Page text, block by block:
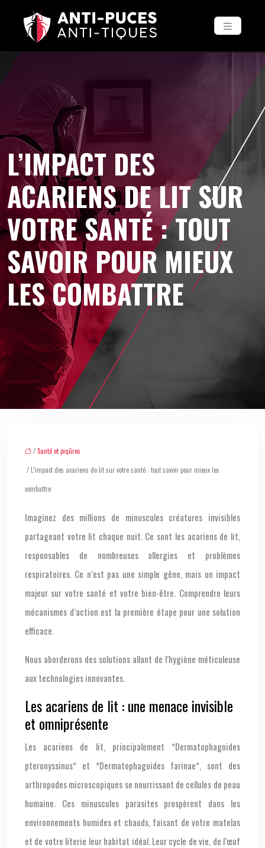
L’IMPACT DES
ACARIENS DE LIT SUR
VOTRE SANTÉ : TOUT
SAVOIR POUR MIEUX
LES COMBATTRE
/Santé et piqûres
/ L’impact des acariens de lit sur votre santé : tout savoir pour mieux les
combattre
Imaginez des millions de minuscules créatures invisibles
partageant votre lit chaque nuit. Ce sont les acariens de lit,
responsables de nombreuses allergies et problèmes
respiratoires. Ce n’est pas une simple gêne, mais un impact
majeur sur votre santé et votre bien-être. Comprendre leurs
mécanismes d’action est la première étape pour une solution
efficace.
Nous aborderons des solutions allant de l’hygiène méticuleuse
aux technologies innovantes.
Les acariens de lit : une menace invisible
et omniprésente
Les acariens de lit, principalement *Dermatophagoides
pteronyssinus* et *Dermatophagoides farinae*, sont des
arthropodes microscopiques se nourrissant de cellules de peau
humaine. Ces minuscules parasites prospèrent dans les
environnements humides et chauds, faisant de votre matelas
et de votre literie leur habitat idéal. Leur cycle de vie, de l’œuf